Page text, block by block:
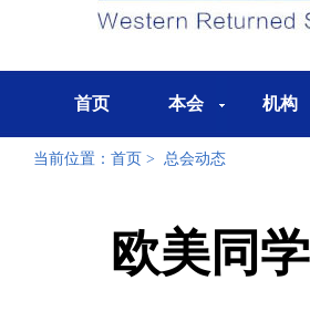
首页 本会 机构
当前位置： 首页 > 总会动态
欧美同